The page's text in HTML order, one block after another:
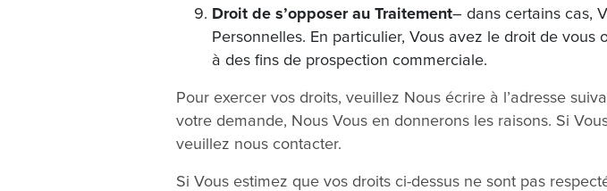
Droit de s’opposer au Traitement– dans certains cas,
Personnelles. En particulier, Vous avez le droit de
à des fins de prospection commerciale.
Pour exercer vos droits, veuillez Nous écrire à l’adresse
votre demande, Nous Vous en donnerons les raisons. Si
veuillez nous contacter.
Si Vous estimez que vos droits ci-dessus ne sont pas